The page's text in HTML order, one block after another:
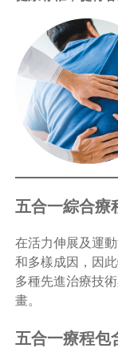
五合一綜合療
在活力伸展及運
和多樣成因，因
多種先進治療技
畫。
五合一療程包